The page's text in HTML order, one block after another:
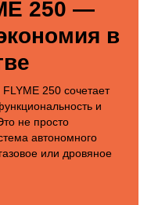
250 —
в
250 сочетает
и
не просто
автономного
или дровяное